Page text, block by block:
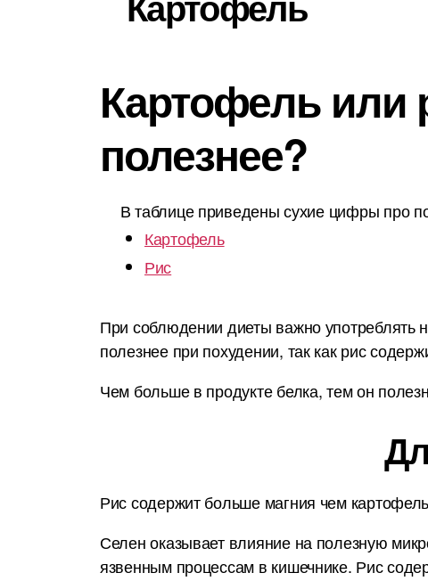
Картофель или
полезнее?
В таблице приведены сухие цифры про
Картофель
Рис
При соблюдении диеты важно употреблять
полезнее при похудении, так как рис
Чем больше в продукте белка, тем он
Рис содержит больше магния чем
Селен оказывает влияние на полезную
язвенным процессам в кишечнике. Рис